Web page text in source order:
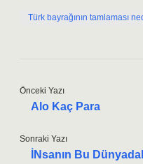
Türk bayrağının tamlaması
Önceki Yazı
Alo Kaç Para
Sonraki Yazı
İNsanın Bu